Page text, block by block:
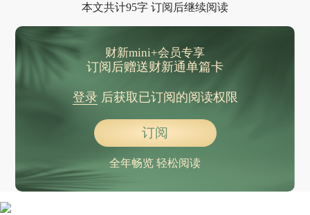
本文共计95字 订阅后继续阅读
财新mini+会员专享
订阅后赠送财新通单篇卡
登录后获取已订阅的阅读权限
订阅
全年畅览 轻松阅读